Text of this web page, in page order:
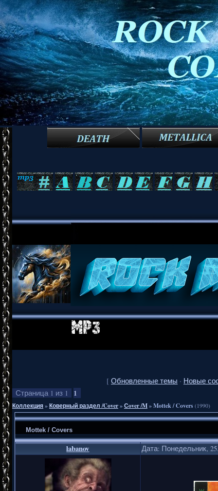
[ Обновленные темы · Новые
Страница 1 из 1 1
Коллекция»Коверный раздел /Cover»Сover /M»Mottek / Covers(1990)
Mottek / Covers
labanov Дата: Понедельник,